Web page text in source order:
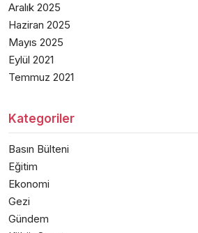
Aralık 2025
Haziran 2025
Mayıs 2025
Eylül 2021
Temmuz 2021
Kategoriler
Basın Bülteni
Eğitim
Ekonomi
Gezi
Gündem